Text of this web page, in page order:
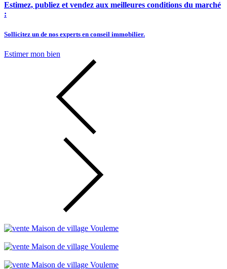
Estimez, publiez et vendez aux meilleures conditions du marché
:
Sollicitez un de nos experts en conseil immobilier.
Estimer mon bien